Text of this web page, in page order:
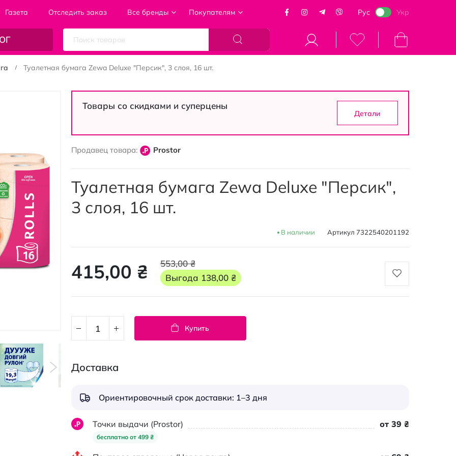
Газета Отследить заказ Все бренды Покупателям Рус Укр
Моя корзина
Туалетная бумага Zewa Deluxe "Персик", 3 слоя, 16 шт.
Товары со скидками и суперцены
Детали
Продавец товара: Prostor
Туалетная бумага Zewa Deluxe "Персик",
3 слоя, 16 шт.
В наличии Артикул 7322540201192
415,00 ₴
553,00 ₴
Выгода 138,00 ₴
Купить
Доставка
Ориентировочный срок доставки: 1–3 дня
Точки выдачи (Prostor)
бесплатно от 499 ₴
от 39 ₴